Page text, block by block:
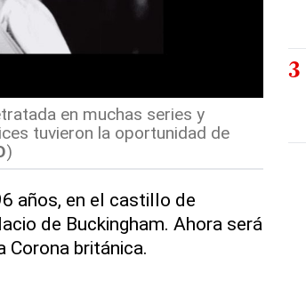
en muchas series y
tuvieron la oportunidad de
)
años, en el castillo de
de Buckingham. Ahora será
Corona británica.